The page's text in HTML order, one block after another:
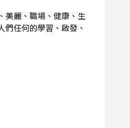
美麗、職場、健康、生
任何的學習、啟發、